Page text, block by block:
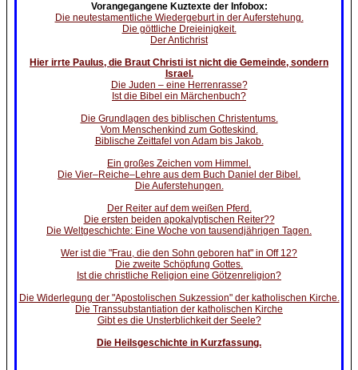
Vorangegangene Kuztexte der Infobox:
Die neutestamentliche Wiedergeburt in der Auferstehung.
Die göttliche Dreieinigkeit.
Der Antichrist
Hier irrte Paulus, die Braut Christi ist nicht die Gemeinde, sondern
Israel.
Die Juden – eine Herrenrasse?
Ist die Bibel ein Märchenbuch?
Die Grundlagen des biblischen Christentums.
Vom Menschenkind zum Gotteskind.
Biblische Zeittafel von Adam bis Jakob.
Ein großes Zeichen vom Himmel.
Die Vier–Reiche–Lehre aus dem Buch Daniel der Bibel.
Die Auferstehungen.
Der Reiter auf dem weißen Pferd.
Die ersten beiden apokalyptischen Reiter??
Die Weltgeschichte: Eine Woche von tausendjährigen Tagen.
Wer ist die "Frau, die den Sohn geboren hat" in Off 12?
Die zweite Schöpfung Gottes.
Ist die christliche Religion eine Götzenreligion?
Die Widerlegung der "Apostolischen Sukzession" der katholischen Kirche.
Die Transsubstantiation der katholischen Kirche
Gibt es die Unsterblichkeit der Seele?
Die Heilsgeschichte in Kurzfassung.